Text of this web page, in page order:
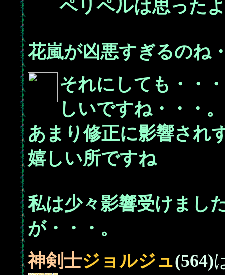
ペリペルは思った
花嵐が凶悪すぎるのね
それにしても・・
しいですね・・・。
あまり修正に影響され
嬉しい所ですね
私は少々影響受けまし
が・・・。
神剣士ジョルジュ(564)